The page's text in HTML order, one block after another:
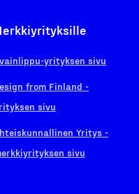
yrityksen sivu
from Finland -
sivu
Yritys -
sivu